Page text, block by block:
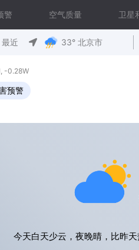
警 空气质量 卫星
最近 33° 北京市
-0.28W
预警
今天白天少云，夜晚晴，比昨天